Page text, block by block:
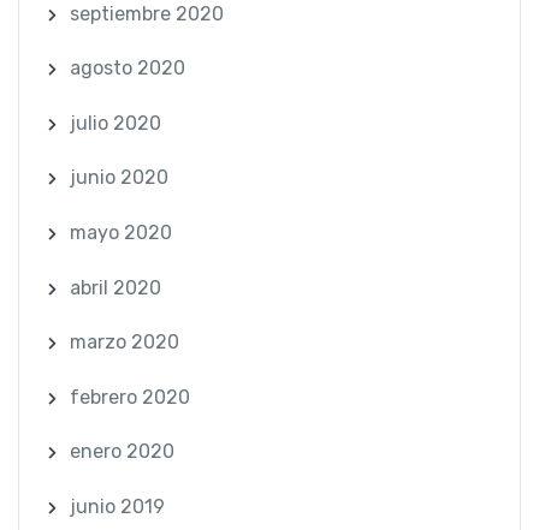
septiembre 2020
agosto 2020
julio 2020
junio 2020
mayo 2020
abril 2020
marzo 2020
febrero 2020
enero 2020
junio 2019